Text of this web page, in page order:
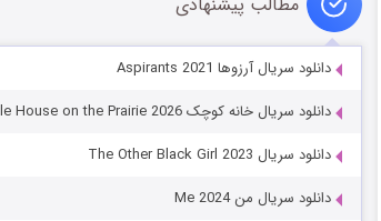
دانلود سریال آرزوها Aspirants 2021
دانلود سریال خانه کوچک Little House on the Prairie 2026
دانلود سریال The Other Black Girl 2023
دانلود سریال من Me 2024